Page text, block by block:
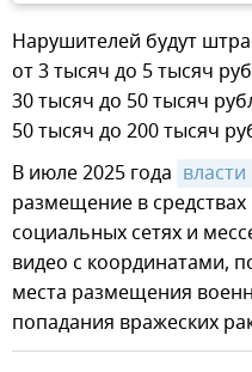
Нарушителей будут
от 3 тысяч до 5 тысяч
30 тысяч до 50 тысяч
50 тысяч до 200 тысяч
В июле 2025 года
размещение в
социальных сетях и
видео с координатами,
места размещения
попадания вражеских